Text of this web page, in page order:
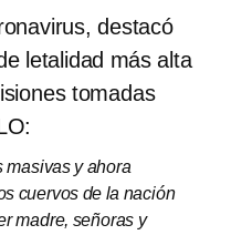
destacó
letalidad más alta
tomadas
masivas y ahora
cuervos de la nación
madre, señoras y